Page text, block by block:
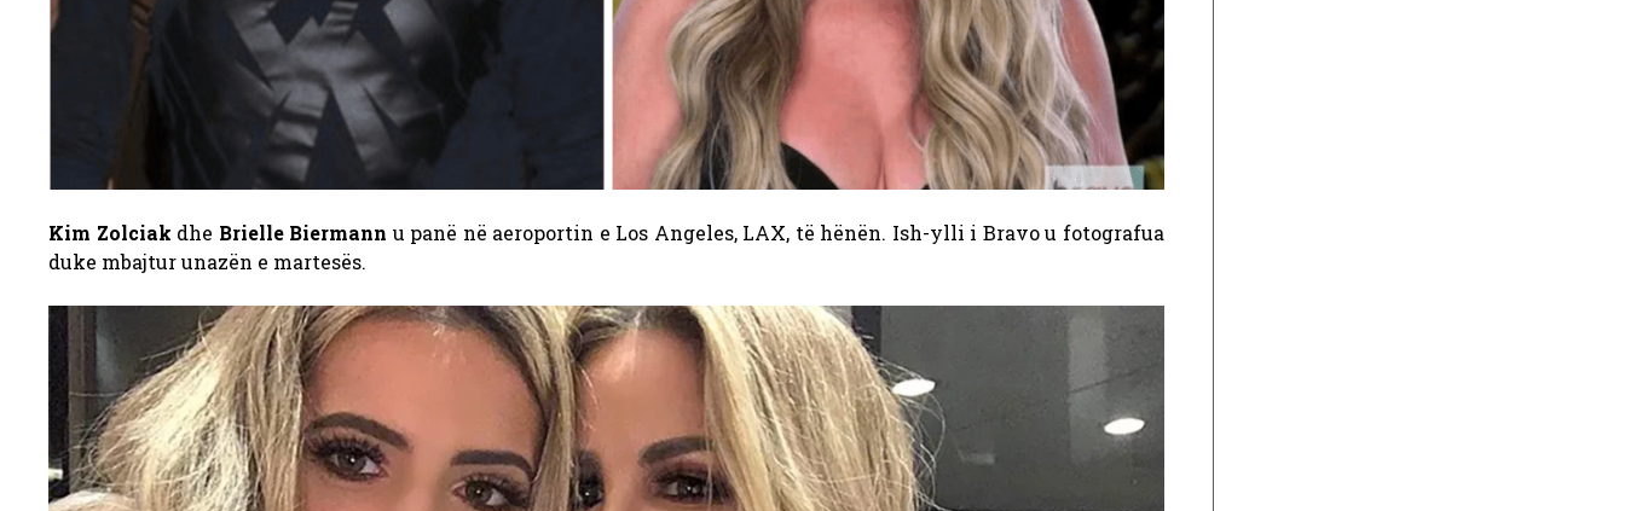
Kim Zolciak dhe Brielle Biermann u panë në aeroportin e Los Angeles, LAX, të hënën. Ish-ylli i Bravo u fotografua
duke mbajtur unazën e martesës.